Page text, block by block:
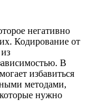
негативно
Кодирование от
В
избавиться
методами,
нужно